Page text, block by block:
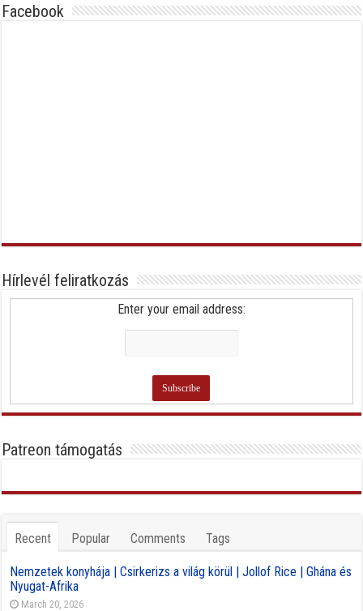
Facebook
Hírlevél feliratkozás
Enter your email address:
Patreon támogatás
Recent Popular Comments Tags
Nemzetek konyhája | Csirkerizs a világ körül | Jollof Rice | Ghána és
Nyugat-Afrika
March 20, 2026